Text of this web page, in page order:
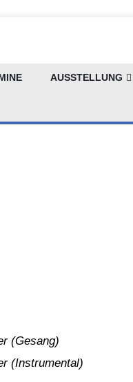
AUSSTELLUNG
(Gesang)
(Instrumental)